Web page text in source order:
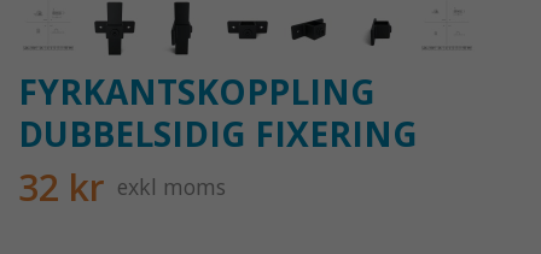
FYRKANTSKOPPLING
DUBBELSIDIG FIXERING
32 kr exkl moms